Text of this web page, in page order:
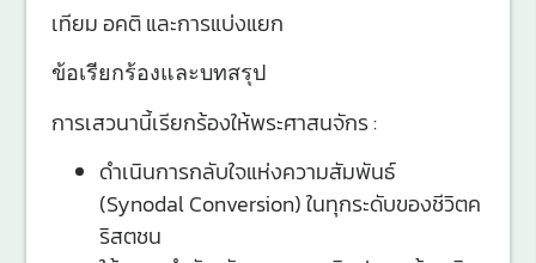
เทียม อคติ และการแบ่งแยก
ข้อเรียกร้องและบทสรุป
การเสวนานี้เรียกร้องให้พระศาสนจักร :
ดำเนินการกลับใจแห่งความสัมพันธ์
(Synodal Conversion) ในทุกระดับของชีวิตค
ริสตชน